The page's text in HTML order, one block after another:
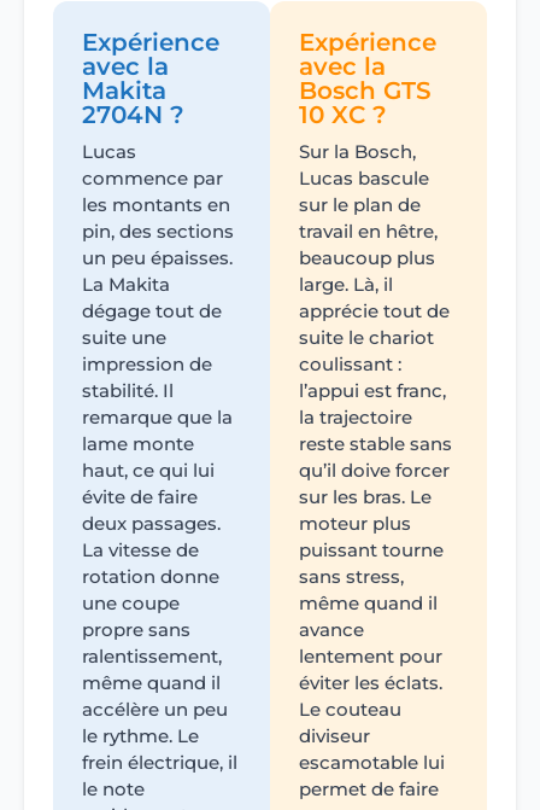
Expérience
avec la
Makita
2704N ?
Lucas
commence par
les montants en
pin, des sections
un peu épaisses.
La Makita
dégage tout de
suite une
impression de
stabilité. Il
remarque que la
lame monte
haut, ce qui lui
évite de faire
deux passages.
La vitesse de
rotation donne
une coupe
propre sans
ralentissement,
même quand il
accélère un peu
le rythme. Le
frein électrique, il
le note
Expérience
avec la
Bosch GTS
10 XC ?
Sur la Bosch,
Lucas bascule
sur le plan de
travail en hêtre,
beaucoup plus
large. Là, il
apprécie tout de
suite le chariot
coulissant :
l’appui est franc,
la trajectoire
reste stable sans
qu’il doive forcer
sur les bras. Le
moteur plus
puissant tourne
sans stress,
même quand il
avance
lentement pour
éviter les éclats.
Le couteau
diviseur
escamotable lui
permet de faire